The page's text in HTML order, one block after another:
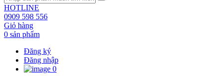
HOTLINE
0909 598 556
Giỏ hàng
0 sản phẩm
Đăng ký
Đăng nhập
0